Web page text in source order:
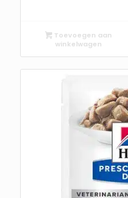
Toevoegen aan
winkelwagen